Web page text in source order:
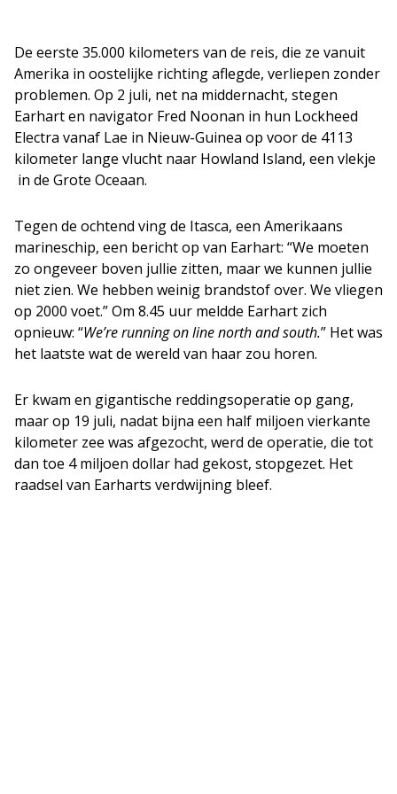
De eerste 35.000 kilometers van de reis, die ze vanuit
Amerika in oostelijke richting aflegde, verliepen zonder
problemen. Op 2 juli, net na middernacht, stegen
Earhart en navigator Fred Noonan in hun Lockheed
Electra vanaf Lae in Nieuw-Guinea op voor de 4113
kilometer lange vlucht naar Howland Island, een vlekje
in de Grote Oceaan.
Tegen de ochtend ving de Itasca, een Amerikaans
marineschip, een bericht op van Earhart: “We moeten
zo ongeveer boven jullie zitten, maar we kunnen jullie
niet zien. We hebben weinig brandstof over. We vliegen
op 2000 voet.” Om 8.45 uur meldde Earhart zich
opnieuw: “We’re running on line north and south.” Het was
het laatste wat de wereld van haar zou horen.
Er kwam en gigantische reddingsoperatie op gang,
maar op 19 juli, nadat bijna een half miljoen vierkante
kilometer zee was afgezocht, werd de operatie, die tot
dan toe 4 miljoen dollar had gekost, stopgezet. Het
raadsel van Earharts verdwijning bleef.